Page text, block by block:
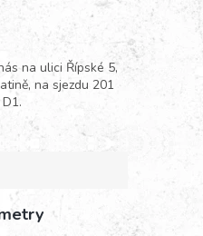
na ulici Řípské 5,
na sjezdu 201